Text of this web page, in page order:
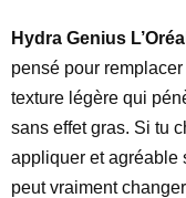
Hydra Genius
pensé pour
texture légère qui
sans effet gras. Si tu
appliquer et agréable
peut vraiment